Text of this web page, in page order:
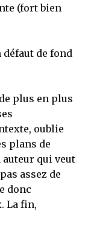
(fort bien
de fond
plus en plus
oublie
plans de
qui veut
assez de
donc
La fin,